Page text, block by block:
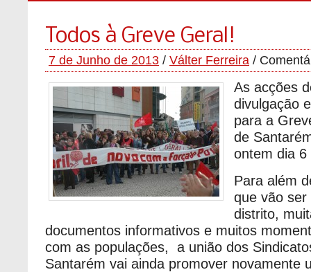
Todos à Greve Geral!
7 de Junho de 2013 / Válter Ferreira /
As acções
divulgação
para a
de
ontem dia 6
Para além
que vão ser
distrito,
documentos informativos e muitos
com as populações, a união dos
Santarém vai ainda promover novamente